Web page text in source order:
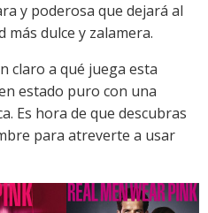
y poderosa que dejará al
dulce y zalamera.
claro a qué juega esta
estado puro con una
Es hora de que descubras
para atreverte a usar